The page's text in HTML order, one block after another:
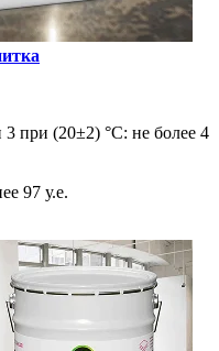
3 при (20±2) °С: не более 4
97 у.е.